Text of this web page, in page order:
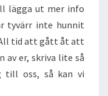
lägga ut mer info
tyvärr inte hunnit
tid att gått åt att
av er, skriva lite så
till oss, så kan vi